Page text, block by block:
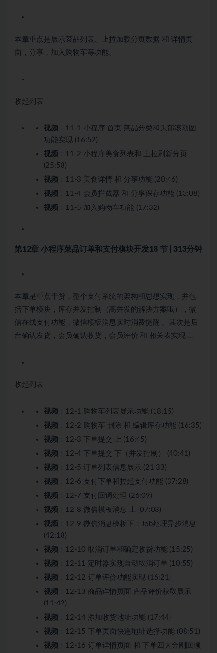
本章重点是展示菜品列表、上拉加载分页数据 和 详情页
面，分享，加入购物车等功能。
收起列表
视频： 11-1 小程序 首页 菜品分类和头部滚动图
功能实现 (16:52)
视频： 11-2 小程序美食列表和 上拉刷新分页
(25:58)
视频： 11-3 美食详情 和 分享功能 (20:46)
视频： 11-4 会员拦截器 和 分享保存功能 (13:08)
视频： 11-5 加入购物车功能 (17:32)
第12章 小程序菜品订单和支付模块开发18 节 | 313分钟
本章是重点干货，整个支付系统的架构和思想实现，并包
括下单模块，库存并发控制（高并发的解决方案哦），微
信在线支付功能，微信模板消息实时消费提醒 。其次是后
台确认发货，会员确认收货，会员评价 和 相关表实现 …
收起列表
视频： 12-1 购物车列表展示功能 (18:15)
视频： 12-2 购物车 删除 和 编辑库存功能 (16:35)
视频： 12-3 下单提交 上 (16:45)
视频： 12-4 下单提交 下（并发控制） (40:41)
视频： 12-5 订单列表信息展示 (21:33)
视频： 12-6 支付下单和拉起支付功能 (37:28)
视频： 12-7 支付回调处理 (26:09)
视频： 12-8 微信模板消息 上 (07:03)
视频： 12-9 微信消息模板下：Job处理异步消息
(42:18)
视频： 12-10 取消订单和确定收货功能 (15:25)
视频： 12-11 定时器实现自动取消订单 (10:55)
视频： 12-12 订单评价功能实现 (16:21)
视频： 12-13 商品详情页面 商品评价获取展示
(11:42)
视频： 12-14 添加收货地址功能 (17:44)
视频： 12-15 下单页面快递地址选择功能 (08:51)
视频： 12-16 订单详情页面 和 下单四大金刚回顾